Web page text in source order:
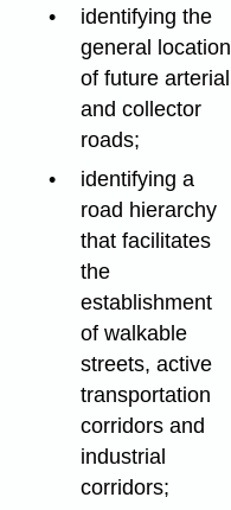
identifying the
general location
of future arterial
and collector
roads;
identifying a
road hierarchy
that facilitates
the
establishment
of walkable
streets, active
transportation
corridors and
industrial
corridors;